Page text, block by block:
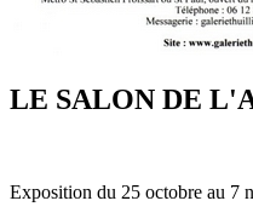
LE SALON DE
Exposition du 25 octobre au 7